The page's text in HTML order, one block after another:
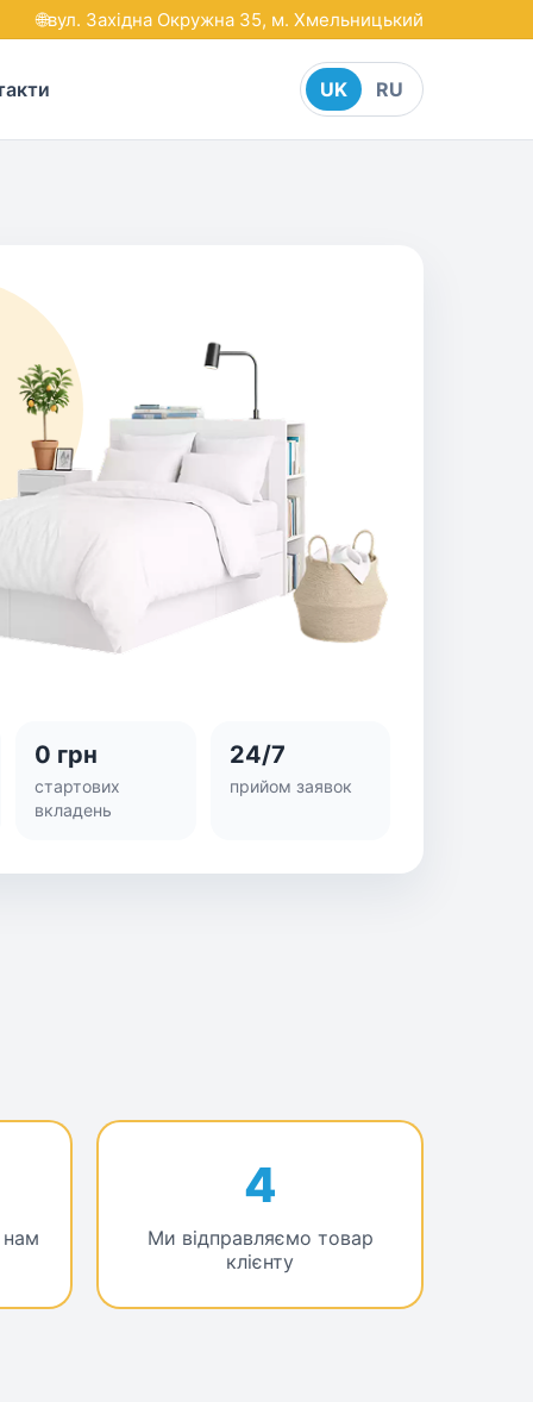
вул. Західна Окружна 35, м. Хмельницький
UK RU
0 грн
стартових
вкладень
24/7
прийом заявок
4
Ми відправляємо товар
клієнту